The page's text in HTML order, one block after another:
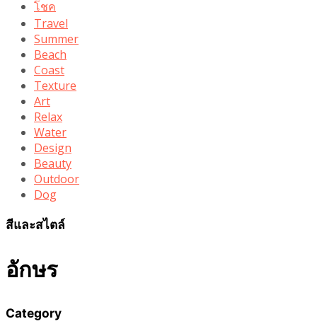
โชค
Travel
Summer
Beach
Coast
Texture
Art
Relax
Water
Design
Beauty
Outdoor
Dog
สีและสไตล์
อักษร
Category